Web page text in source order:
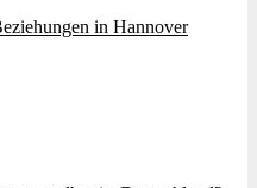
in Hannover